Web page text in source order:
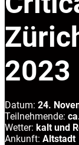
2023
Datum: 24.
Teilnehmende:
Wetter: kalt und
Ankunft: Altstadt